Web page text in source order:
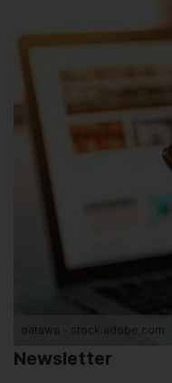
großen Unternehmen
Weiterlesen
oatawa - stock.adobe.com
Newsletter